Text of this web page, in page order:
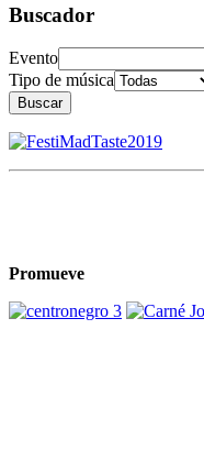
Buscador
Evento
Tipo de música
Buscar
Promueve